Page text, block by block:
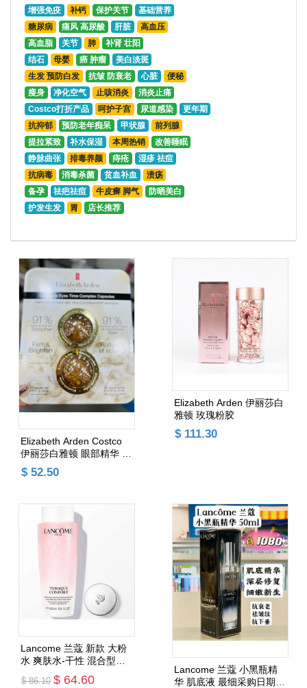
增强免疫
补钙 保护关节
基础营养
糖尿病
痛风 高尿酸 肝脏
高血压
高血脂
关节 肺
补肾 壮阳
结石
母婴 癌 肿瘤
美白淡斑
生发 预防白发
抗皱 防衰老 心脏
便秘
瘦身
净化空气 止咳消炎
消炎止痛
Costco打折产品
呵护子宫 尿道感染
更年期
抗抑郁
预防老年痴呆 甲状腺
前列腺
提拉紧致
补水保湿 本周热销
改善睡眠
静脉曲张
排毒养颜 痔疮
湿疹 祛痘
抗病毒
消毒杀菌 贫血补血
溃疡
备孕
祛疤祛痘 牛皮癣 脚气
防晒美白
护发生发
胃 店长推荐
Elizabeth Arden Costco
伊丽莎白雅顿 眼部精华 眼
胶 （一箱最多放2版）
$ 52.50
添加购物车
Elizabeth Arden 伊丽莎白
雅顿 玫瑰粉胶
$ 111.30
Lancome 兰蔻 新款 大粉
水 爽肤水-干性 混合型肌
肤 7.5折 最新采购日期
（一箱最多2瓶）
$ 86.10 $ 64.60
Lancome 兰蔻 小黑瓶精
华 肌底液 最细采购日期 7